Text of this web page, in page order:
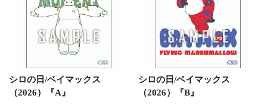
シロの日/ベイマックス
（2026）『A』
シロの日/ベイマックス
（2026）『B』